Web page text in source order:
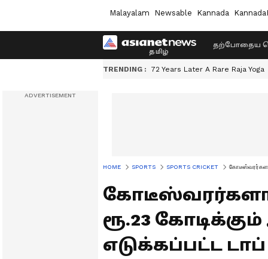
Malayalam Newsable Kannada
தற்போதைய
TRENDING : 72 Years Later A Rare Raja Yoga
HOME SPORTS SPORTS CRICKET
ரூ.23
எடுக்கப்பட்ட